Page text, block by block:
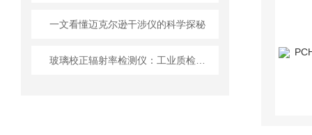
一文看懂迈克尔逊干涉仪的科学探秘